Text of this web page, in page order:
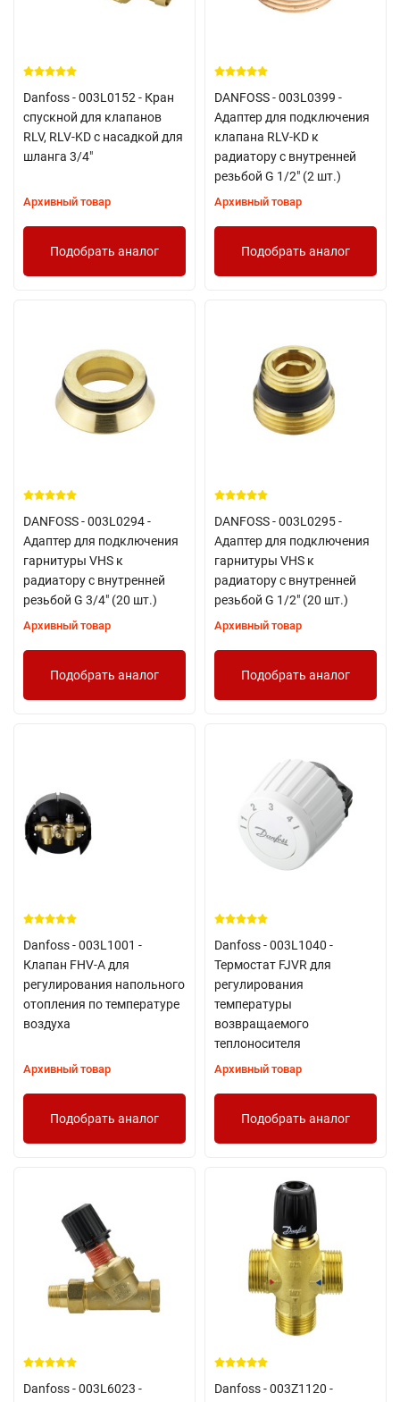
Danfoss - 003L0152 - Кран
спускной для клапанов
RLV, RLV-KD с насадкой для
шланга 3/4"
Архивный товар
Подобрать аналог
DANFOSS - 003L0399 -
Адаптер для подключения
клапана RLV-KD к
радиатору с внутренней
резьбой G 1/2" (2 шт.)
Архивный товар
Подобрать аналог
DANFOSS - 003L0294 -
Адаптер для подключения
гарнитуры VHS к
радиатору с внутренней
резьбой G 3/4" (20 шт.)
Архивный товар
Подобрать аналог
DANFOSS - 003L0295 -
Адаптер для подключения
гарнитуры VHS к
радиатору с внутренней
резьбой G 1/2" (20 шт.)
Архивный товар
Подобрать аналог
Danfoss - 003L1001 -
Клапан FHV-A для
регулирования напольного
отопления по температуре
воздуха
Архивный товар
Подобрать аналог
Danfoss - 003L1040 -
Термостат FJVR для
регулирования
температуры
возвращаемого
теплоносителя
Архивный товар
Подобрать аналог
Danfoss - 003L6023 -
Danfoss - 003Z1120 -